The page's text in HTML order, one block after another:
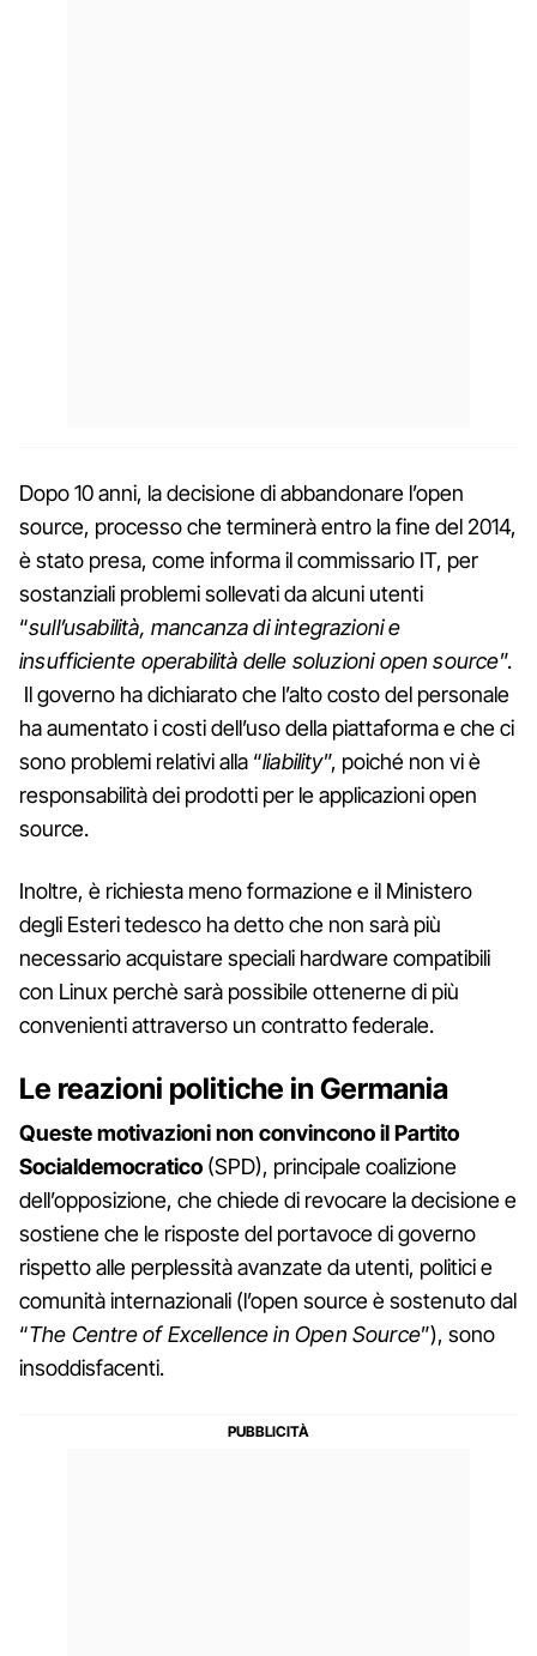
Dopo 10 anni, la decisione di abbandonare l’open
source, processo che terminerà entro la fine del 2014,
è stato presa, come informa il commissario IT, per
sostanziali problemi sollevati da alcuni utenti
“sull’usabilità, mancanza di integrazioni e
insufficiente operabilità delle soluzioni open source”.
Il governo ha dichiarato che l’alto costo del personale
ha aumentato i costi dell’uso della piattaforma e che ci
sono problemi relativi alla “liability”, poiché non vi è
responsabilità dei prodotti per le applicazioni open
source.
Inoltre, è richiesta meno formazione e il Ministero
degli Esteri tedesco ha detto che non sarà più
necessario acquistare speciali hardware compatibili
con Linux perchè sarà possibile ottenerne di più
convenienti attraverso un contratto federale.
Le reazioni politiche in Germania
Queste motivazioni non convincono il Partito
Socialdemocratico (SPD), principale coalizione
dell’opposizione, che chiede di revocare la decisione e
sostiene che le risposte del portavoce di governo
rispetto alle perplessità avanzate da utenti, politici e
comunità internazionali (l’open source è sostenuto dal
“The Centre of Excellence in Open Source”), sono
insoddisfacenti.